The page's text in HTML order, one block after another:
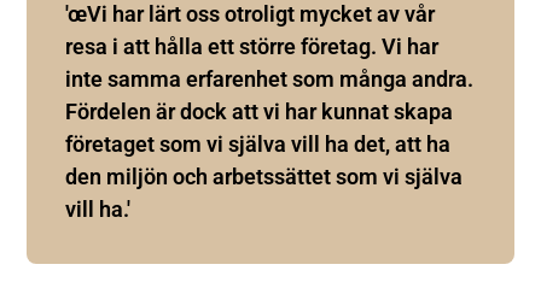
'œVi har lärt oss otroligt mycket av vår
resa i att hålla ett större företag. Vi har
inte samma erfarenhet som många andra.
Fördelen är dock att vi har kunnat skapa
företaget som vi själva vill ha det, att ha
den miljön och arbetssättet som vi själva
vill ha.'